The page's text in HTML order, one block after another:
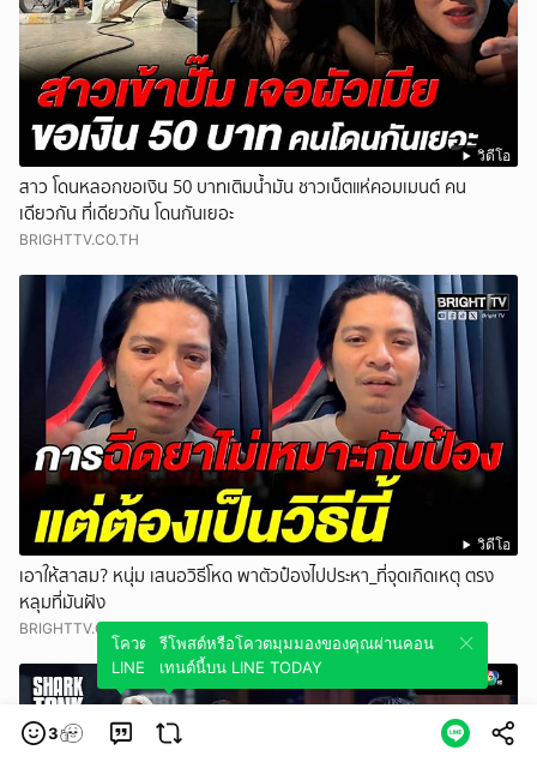
วิดีโอ
สาว โดนหลอกขอเงิน 50 บาทเติมน้ำมัน ชาวเน็ตแห่คอมเมนต์ คน
เดียวกัน ที่เดียวกัน โดนกันเยอะ
BRIGHTTV.CO.TH
วิดีโอ
เอาให้สาสม? หนุ่ม เสนอวิธีโหด พาตัวป๋องไปประหา_ที่จุดเกิดเหตุ ตรง
หลุมที่มันฝัง
BRIGHTTV.CO.TH
3
โควตมุมมองของคุณผ่านคอนเทนต์นี้บน
LINE TODAY
รีโพสต์หรือโควตมุมมองของคุณผ่านคอน
เทนต์นี้บน LINE TODAY